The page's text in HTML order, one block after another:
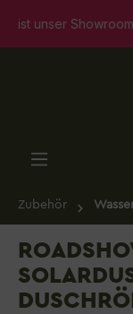
springen
unser Showroom
Zubehör